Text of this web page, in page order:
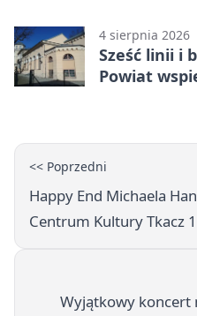
4 sierpnia 2026
Sześć linii i
Powiat
<< Poprzedni
Happy End Michaela
Centrum Kultury Tkacz
Wyjątkowy koncert